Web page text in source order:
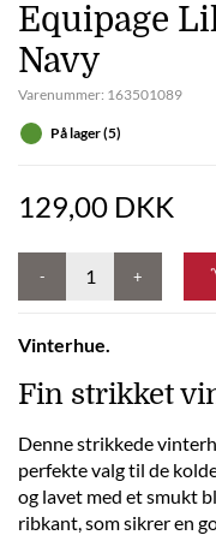
Equipage
Navy
Varenummer: 163501089
På lager (5)
129,00 DKK
- +
Vinterhue.
Fin strikket
Denne strikkede
perfekte valg til de
og lavet med et smukt
ribkant, som sikrer en